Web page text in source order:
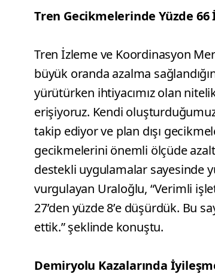
Tren Gecikmelerinde Yüzde 66
Tren İzleme ve Koordinasyon
büyük oranda azalma
yürütürken ihtiyacımız olan
erişiyoruz. Kendi
takip ediyor ve plan dışı
gecikmelerini önemli ölçüde
destekli uygulamalar sayesinde
vurgulayan Uraloğlu, “Verimli
27’den yüzde 8’e düşürdük. Bu
ettik.” şeklinde konuştu.
Demiryolu Kazalarında